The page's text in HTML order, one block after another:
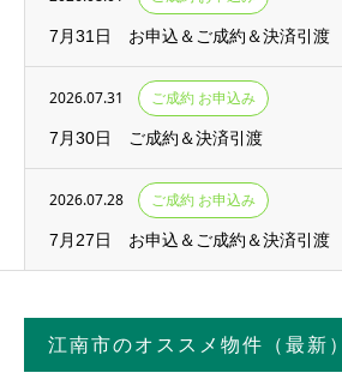
7月31日 お申込＆ご成約＆決済引渡
2026.07.31 ご成約 お申込み
7月30日 ご成約＆決済引渡
2026.07.28 ご成約 お申込み
7月27日 お申込＆ご成約＆決済引渡
江南市のオススメ物件（最新）